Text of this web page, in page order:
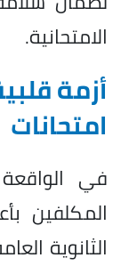
الامتحانية.
أزمة
امتحانات
في
المكلفين
الثانوية